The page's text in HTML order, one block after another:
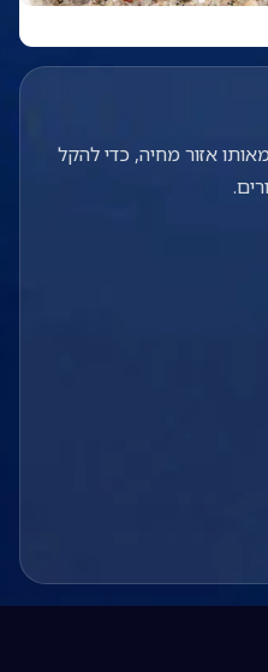
אזור מחיה, כדי להקל